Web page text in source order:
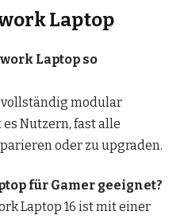
Laptop
Laptop so
vollständig modular
Nutzern, fast alle
oder zu upgraden.
für Gamer geeignet?
Laptop 16 ist mit einer